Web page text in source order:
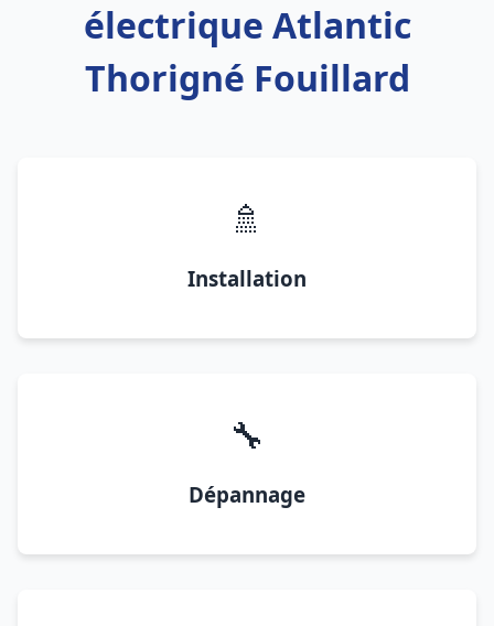
électrique Atlantic
Thorigné Fouillard
🚿
Installation
🔧
Dépannage